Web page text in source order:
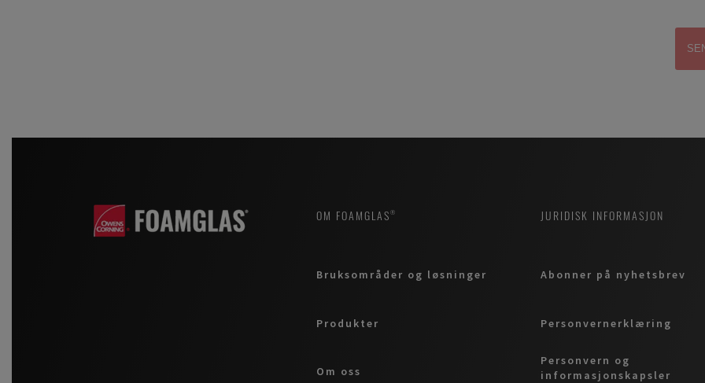
OM FOAMGLAS®
Bruksområder og løsninger
Produkter
Om oss
JURIDISK INFORMASJON
Abonner på nyhetsbrev
Personvernerklæring
Personvern og
informasjonskapsler